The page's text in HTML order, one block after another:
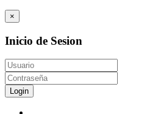
×
Inicio de Sesion
Login